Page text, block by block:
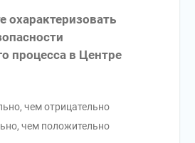
процесса в Центре
чем отрицательно
чем положительно